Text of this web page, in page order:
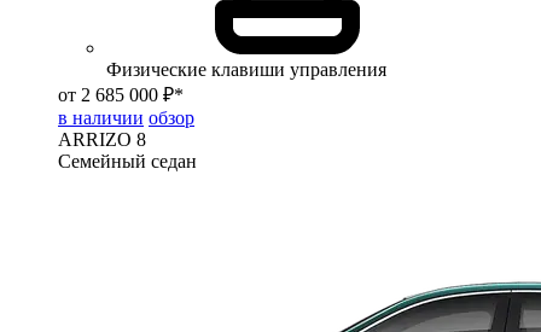
Физические клавиши управления
от 2 685 000 ₽*
в наличии обзор
ARRIZO 8
Семейный седан